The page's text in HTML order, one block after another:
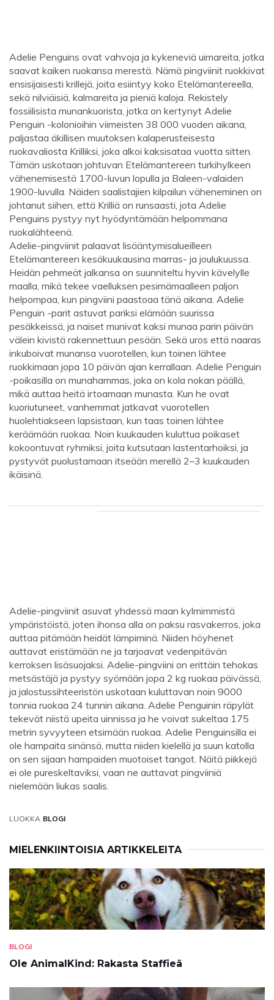
Adelie Penguins ovat vahvoja ja kykeneviä uimareita, jotka
saavat kaiken ruokansa merestä. Nämä pingviinit ruokkivat
ensisijaisesti krillejä, joita esiintyy koko Etelämantereella,
sekä nilviäisiä, kalmareita ja pieniä kaloja. Rekistely
fossiilisista munankuorista, jotka on kertynyt Adelie
Penguin -kolonioihin viimeisten 38 000 vuoden aikana,
paljastaa äkillisen muutoksen kalaperusteisesta
ruokavaliosta Krilliksi, joka alkoi kaksisataa vuotta sitten.
Tämän uskotaan johtuvan Etelämantereen turkihylkeen
vähenemisestä 1700-luvun lopulla ja Baleen-valaiden
1900-luvulla. Näiden saalistajien kilpailun väheneminen on
johtanut siihen, että Krilliä on runsaasti, jota Adelie
Penguins pystyy nyt hyödyntämään helpommana
ruokalähteenä.
Adelie-pingviinit palaavat lisääntymisalueilleen
Etelämantereen kesäkuukausina marras- ja joulukuussa.
Heidän pehmeät jalkansa on suunniteltu hyvin kävelylle
maalla, mikä tekee vaelluksen pesimämaalleen paljon
helpompaa, kun pingviini paastoaa tänä aikana. Adelie
Penguin -parit astuvat pariksi elämään suurissa
pesäkkeissä, ja naiset munivat kaksi munaa parin päivän
välein kivistä rakennettuun pesään. Sekä uros että naaras
inkuboivat munansa vuorotellen, kun toinen lähtee
ruokkimaan jopa 10 päivän ajan kerrallaan. Adelie Penguin
-poikasilla on munahammas, joka on kola nokan päällä,
mikä auttaa heitä irtoamaan munasta. Kun he ovat
kuoriutuneet, vanhemmat jatkavat vuorotellen
huolehtiakseen lapsistaan, kun taas toinen lähtee
keräämään ruokaa. Noin kuukauden kuluttua poikaset
kokoontuvat ryhmiksi, joita kutsutaan lastentarhoiksi, ja
pystyvät puolustamaan itseään merellä 2–3 kuukauden
ikäisinä.
Adelie-pingviinit asuvat yhdessä maan kylmimmistä
ympäristöistä, joten ihonsa alla on paksu rasvakerros, joka
auttaa pitämään heidät lämpiminä. Niiden höyhenet
auttavat eristämään ne ja tarjoavat vedenpitävän
kerroksen lisäsuojaksi. Adelie-pingviini on erittäin tehokas
metsästäjä ja pystyy syömään jopa 2 kg ruokaa päivässä,
ja jalostussihteeristön uskotaan kuluttavan noin 9000
tonnia ruokaa 24 tunnin aikana. Adelie Penguinin räpylät
tekevät niistä upeita uinnissa ja he voivat sukeltaa 175
metrin syvyyteen etsimään ruokaa. Adelie Penguinsilla ei
ole hampaita sinänsä, mutta niiden kielellä ja suun katolla
on sen sijaan hampaiden muotoiset tangot. Näitä piikkejä
ei ole pureskeltaviksi, vaan ne auttavat pingviiniä
nielemään liukas saalis.
LUOKKA BLOGI
MIELENKIINTOISIA ARTIKKELEITA
BLOGI
Ole AnimalKind: Rakasta Staffieä